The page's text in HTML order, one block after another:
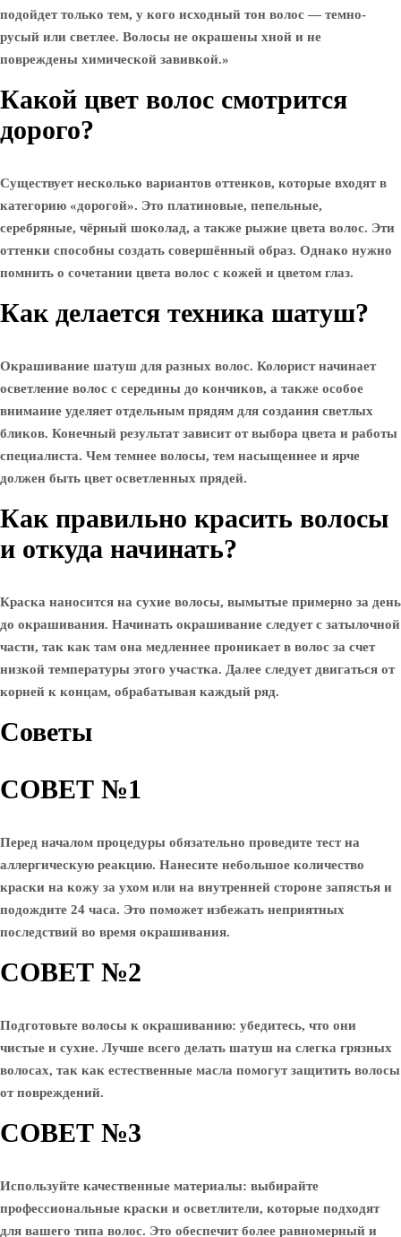
подойдет только тем, у кого исходный тон волос — темно-
русый или светлее. Волосы не окрашены хной и не
повреждены химической завивкой.»
Какой цвет волос смотрится
дорого?
Существует несколько вариантов оттенков, которые входят в
категорию «дорогой». Это платиновые, пепельные,
серебряные, чёрный шоколад, а также рыжие цвета волос. Эти
оттенки способны создать совершённый образ. Однако нужно
помнить о сочетании цвета волос с кожей и цветом глаз.
Как делается техника шатуш?
Окрашивание шатуш для разных волос. Колорист начинает
осветление волос с середины до кончиков, а также особое
внимание уделяет отдельным прядям для создания светлых
бликов. Конечный результат зависит от выбора цвета и работы
специалиста. Чем темнее волосы, тем насыщеннее и ярче
должен быть цвет осветленных прядей.
Как правильно красить волосы
и откуда начинать?
Краска наносится на сухие волосы, вымытые примерно за день
до окрашивания. Начинать окрашивание следует с затылочной
части, так как там она медленнее проникает в волос за счет
низкой температуры этого участка. Далее следует двигаться от
корней к концам, обрабатывая каждый ряд.
Советы
СОВЕТ №1
Перед началом процедуры обязательно проведите тест на
аллергическую реакцию. Нанесите небольшое количество
краски на кожу за ухом или на внутренней стороне запястья и
подождите 24 часа. Это поможет избежать неприятных
последствий во время окрашивания.
СОВЕТ №2
Подготовьте волосы к окрашиванию: убедитесь, что они
чистые и сухие. Лучше всего делать шатуш на слегка грязных
волосах, так как естественные масла помогут защитить волосы
от повреждений.
СОВЕТ №3
Используйте качественные материалы: выбирайте
профессиональные краски и осветлители, которые подходят
для вашего типа волос. Это обеспечит более равномерный и